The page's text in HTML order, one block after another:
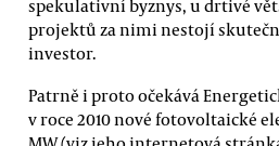
spekulativní byznys, u drtivé
projektů za nimi nestojí
investor.
Patrně i proto očekává
v roce 2010 nové fotovoltaické